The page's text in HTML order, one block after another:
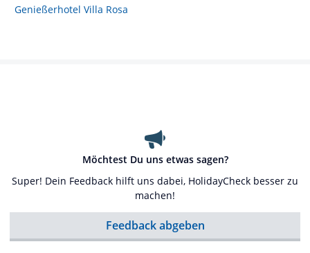
Genießerhotel Villa Rosa
Möchtest Du uns etwas sagen?
Super! Dein Feedback hilft uns dabei, HolidayCheck besser zu
machen!
Feedback abgeben